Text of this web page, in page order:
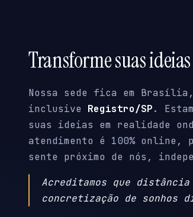
Transforme suas
Nossa sede fica em
inclusive Registro/SP.
suas ideias em realidade
atendimento é 100% online,
sente próximo de nós,
Acreditamos que
concretização de sonhos